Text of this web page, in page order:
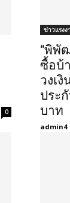
0
ข่าวแรง
“พิพั
ซื้อบ้
วงเ
ประ
บาท
admin4